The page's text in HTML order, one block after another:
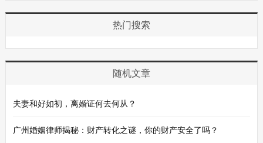
热门搜索
随机文章
夫妻和好如初，离婚证何去何从？
广州婚姻律师揭秘：财产转化之谜，你的财产安全了吗？